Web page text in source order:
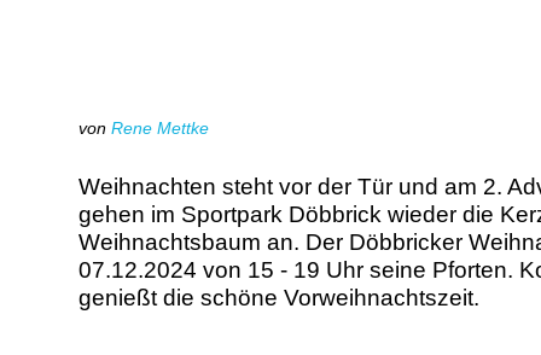
von Rene Mettke
Weihnachten steht vor der Tür und am 2.
gehen im Sportpark Döbbrick wieder die
Weihnachtsbaum an. Der Döbbricker
07.12.2024 von 15 - 19 Uhr seine Pforten.
genießt die schöne Vorweihnachtszeit.